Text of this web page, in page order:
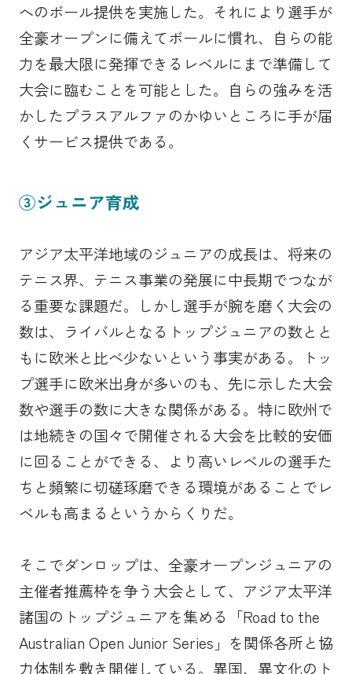
へのボール提供を実施した。それにより選手が
全豪オープンに備えてボールに慣れ、自らの能
力を最大限に発揮できるレベルにまで準備して
大会に臨むことを可能とした。自らの強みを活
かしたプラスアルファのかゆいところに手が届
くサービス提供である。
③ジュニア育成
アジア太平洋地域のジュニアの成長は、将来の
テニス界、テニス事業の発展に中長期でつなが
る重要な課題だ。しかし選手が腕を磨く大会の
数は、ライバルとなるトップジュニアの数とと
もに欧米と比べ少ないという事実がある。トッ
プ選手に欧米出身が多いのも、先に示した大会
数や選手の数に大きな関係がある。特に欧州で
は地続きの国々で開催される大会を比較的安価
に回ることができる、より高いレベルの選手た
ちと頻繁に切磋琢磨できる環境があることでレ
ベルも高まるというからくりだ。
そこでダンロップは、全豪オープンジュニアの
主催者推薦枠を争う大会として、アジア太平洋
諸国のトップジュニアを集める「Road to the
Australian Open Junior Series」を関係各所と協
力体制を敷き開催している。異国、異文化のト